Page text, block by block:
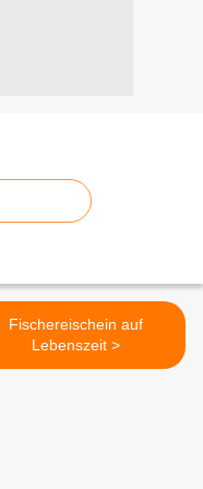
Fischereischein auf
Lebenszeit >